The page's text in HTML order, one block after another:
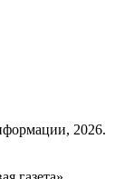
2026.